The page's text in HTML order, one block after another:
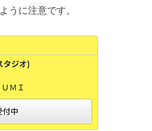
うに注意です。